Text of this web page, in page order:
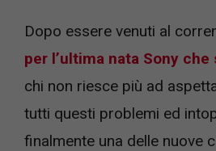
Dopo essere venuti al
per l’ultima nata Sony che
chi non riesce più ad
tutti questi problemi ed
finalmente una delle nuove